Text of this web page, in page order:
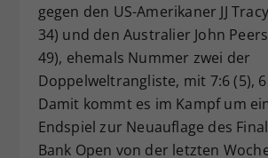
gegen den US-Amerikaner JJ
34) und den Australier John
49), ehemals Nummer zwei der
Doppelweltrangliste, mit 7:6 (5),
Damit kommt es im Kampf um
Endspiel zur Neuauflage des
Bank Open von der letzten